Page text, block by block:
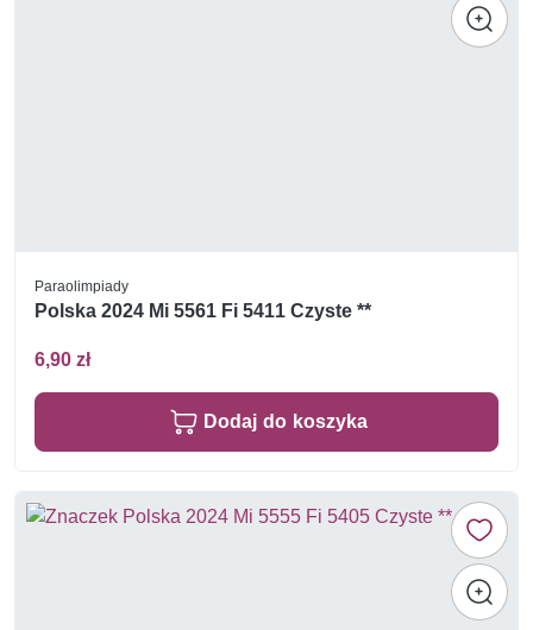
Paraolimpiady
Polska 2024 Mi 5561 Fi 5411 Czyste **
6,90 zł
Dodaj do koszyka